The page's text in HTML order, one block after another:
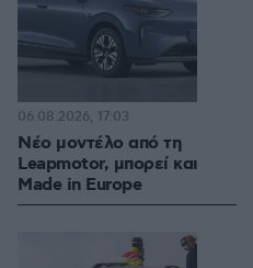
Νέο μοντέλο από τη
Leapmotor, μπορεί και
Made in Europe
06.08.2026, 17:03